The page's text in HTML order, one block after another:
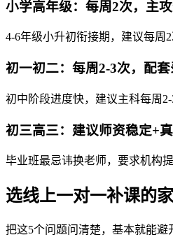
小学高年级：每周2次，主
4-6年级小升初衔接期，建议每周
初一初二：每周2-3次，配
初中阶段进度快，建议主科每周
初三高三：建议师资稳定+
毕业班最忌讳换老师，要求机构
选线上一对一补课的
把这5个问题问清楚，基本就能避